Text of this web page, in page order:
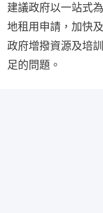
建議政府以一站式
地租用申請，加快
政府增撥資源及培
足的問題。